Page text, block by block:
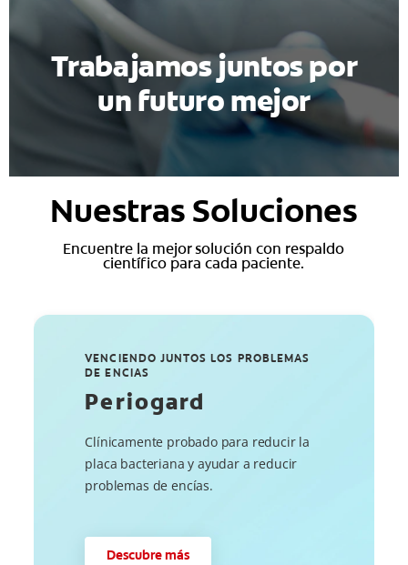
Trabajamos juntos por
un futuro mejor
Nuestras Soluciones
Encuentre la mejor solución con respaldo
científico para cada paciente.
VENCIENDO JUNTOS LOS PROBLEMAS
DE ENCIAS
Periogard
Clínicamente probado para reducir la
placa bacteriana y ayudar a reducir
problemas de encías.
Descubre más